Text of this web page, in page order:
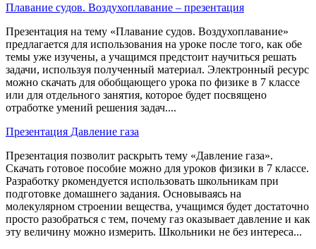
Плавание судов. Воздухоплавание – презентация
Презентация на тему «Плавание судов. Воздухоплавание»
предлагается для использования на уроке после того, как обе
темы уже изучены, а учащимся предстоит научиться решать
задачи, используя полученный материал. Электронный ресурс
можно скачать для обобщающего урока по физике в 7 классе
или для отдельного занятия, которое будет посвящено
отработке умений решения задач....
Презентация Давление газа
Презентация позволит раскрыть тему «Давление газа».
Скачать готовое пособие можно для уроков физики в 7 классе.
Разработку ркомендуется использовать школьникам при
подготовке домашнего задания. Основываясь на
молекулярном строении вещества, учащимся будет достаточно
просто разобраться с тем, почему газ оказывает давление и как
эту величину можно измерить. Школьники не без интереса...